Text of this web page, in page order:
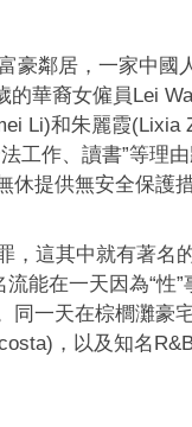
豪鄰居，一家中國
的華裔女僱員Lei
Li)和朱麗霞(Lixia
工作、讀書”等理
休提供無安全保護
，這其中就有著名
能在一天因為“性
同一天在棕櫚灘豪
，以及知名